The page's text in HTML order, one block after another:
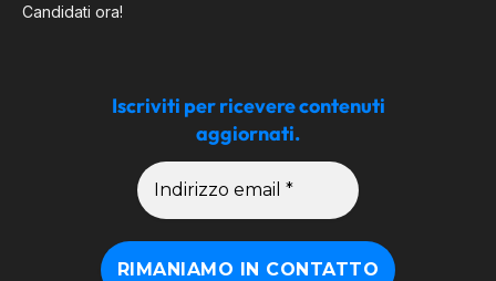
Candidati ora!
Iscriviti per ricevere contenuti
aggiornati.